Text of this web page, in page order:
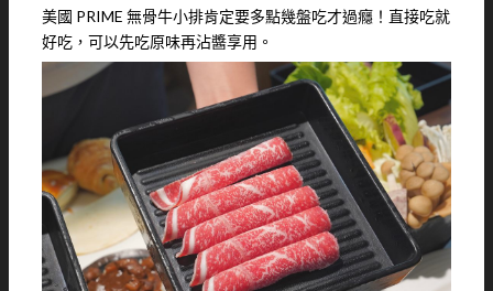
美國 PRIME 無骨牛小排肯定要多點幾盤吃才過癮！直接吃就
好吃，可以先吃原味再沾醬享用。